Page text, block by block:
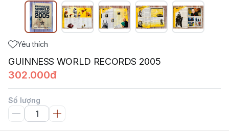
Yêu thích
GUINNESS WORLD RECORDS 2005
302.000đ
Số lượng